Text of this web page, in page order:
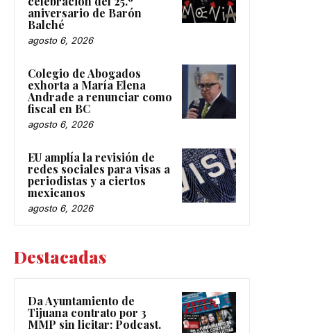
aniversario de Barón
Balché
agosto 6, 2026
Colegio de Abogados
exhorta a María Elena
Andrade a renunciar como
fiscal en BC
agosto 6, 2026
EU amplía la revisión de
redes sociales para visas a
periodistas y a ciertos
mexicanos
agosto 6, 2026
Destacadas
Da Ayuntamiento de
Tijuana contrato por 3
MMP sin licitar: Podcast.